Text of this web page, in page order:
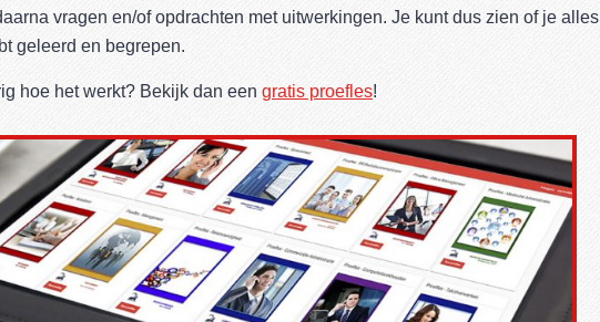
vragen en/of opdrachten met uitwerkingen. Je kunt dus zien of je alles
geleerd en begrepen.
hoe het werkt? Bekijk dan een gratis proefles!